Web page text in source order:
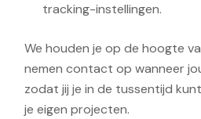
tracking-instellingen.
We houden je op de hoogte
nemen contact op wanneer
zodat jij je in de tussentijd
je eigen projecten.